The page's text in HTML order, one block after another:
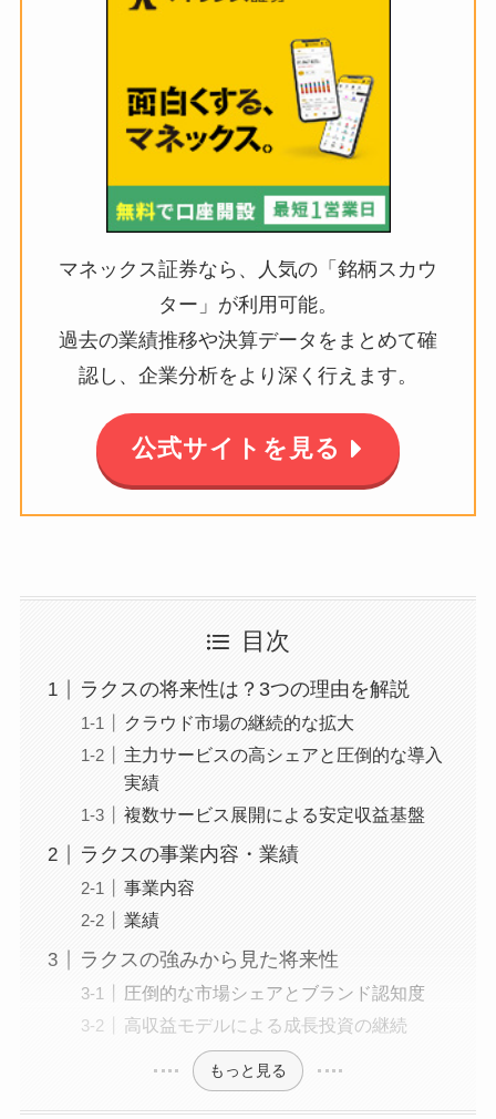
マネックス証券なら、人気の「銘柄スカウ
ター」が利用可能。
過去の業績推移や決算データをまとめて確
認し、企業分析をより深く行えます。
公式サイトを見る
目次
ラクスの将来性は？3つの理由を解説
クラウド市場の継続的な拡大
主力サービスの高シェアと圧倒的な導入
実績
複数サービス展開による安定収益基盤
ラクスの事業内容・業績
事業内容
業績
ラクスの強みから見た将来性
圧倒的な市場シェアとブランド認知度
高収益モデルによる成長投資の継続
もっと見る